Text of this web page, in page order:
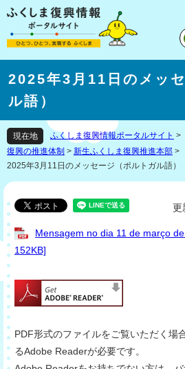
2025年3月11日のメッ
ル語）
現在地 ふくしま復興情報ポータルサイト >
復興の推進体制 > 新生ふくしま復興推進本部 >
2025年3月11日のメッセージ（ポルトガル語）
更
Mensagem no dia 11 de março
152KB]
PDF形式のファイルをご覧いただく場
るAdobe Readerが必要です。